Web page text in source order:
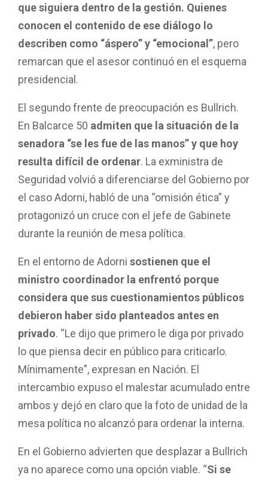
que siguiera dentro de la gestión. Quienes
conocen el contenido de ese diálogo lo
describen como “áspero” y “emocional”, pero
remarcan que el asesor continuó en el esquema
presidencial.
El segundo frente de preocupación es Bullrich.
En Balcarce 50 admiten que la situación de la
senadora “se les fue de las manos” y que hoy
resulta difícil de ordenar. La exministra de
Seguridad volvió a diferenciarse del Gobierno por
el caso Adorni, habló de una “omisión ética” y
protagonizó un cruce con el jefe de Gabinete
durante la reunión de mesa política.
En el entorno de Adorni sostienen que el
ministro coordinador la enfrentó porque
considera que sus cuestionamientos públicos
debieron haber sido planteados antes en
privado. “Le dijo que primero le diga por privado
lo que piensa decir en público para criticarlo.
Mínimamente”, expresan en Nación. El
intercambio expuso el malestar acumulado entre
ambos y dejó en claro que la foto de unidad de la
mesa política no alcanzó para ordenar la interna.
En el Gobierno advierten que desplazar a Bullrich
ya no aparece como una opción viable. “Si se